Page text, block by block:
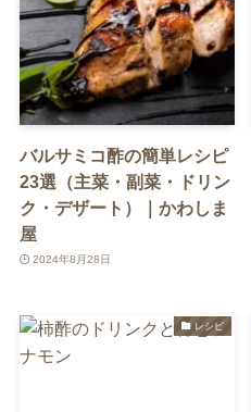
バルサミコ酢の簡単レシピ
23選（主菜・副菜・ドリン
ク・デザート）｜かわしま
屋
2024年8月28日
レシピ